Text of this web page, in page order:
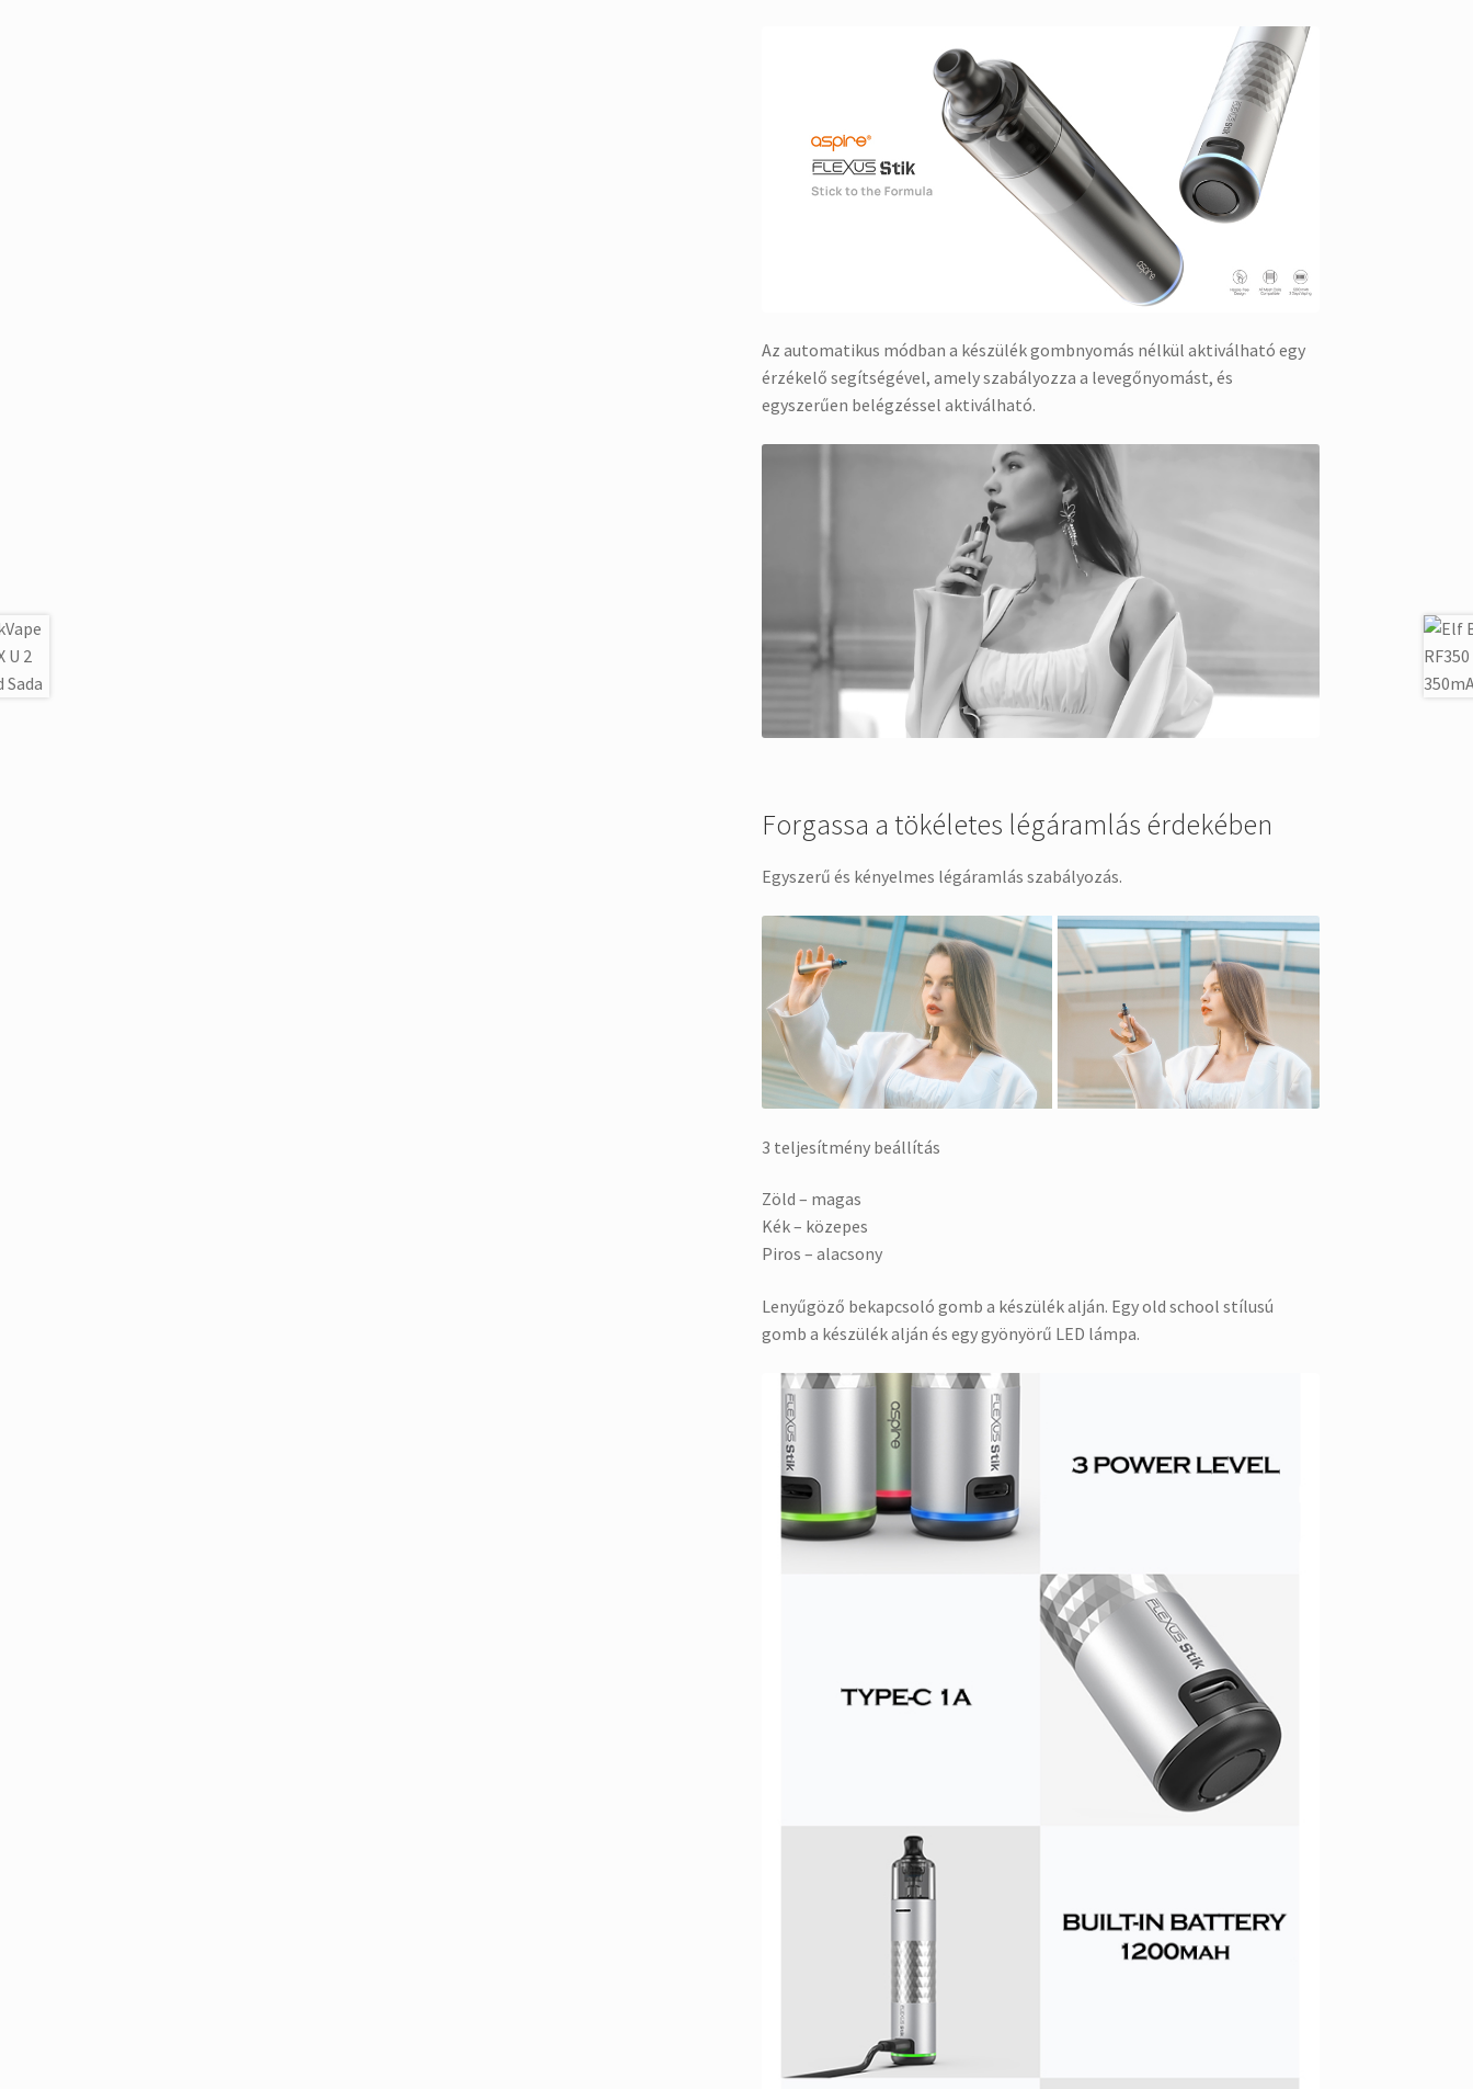
Az automatikus módban a készülék gombnyomás nélkül aktiválható egy
érzékelő segítségével, amely szabályozza a levegőnyomást, és
egyszerűen belégzéssel aktiválható.
Forgassa a tökéletes légáramlás érdekében
Egyszerű és kényelmes légáramlás szabályozás.
3 teljesítmény beállítás
Zöld – magas
Kék – közepes
Piros – alacsony
Lenyűgöző bekapcsoló gomb a készülék alján. Egy old school stílusú
gomb a készülék alján és egy gyönyörű LED lámpa.